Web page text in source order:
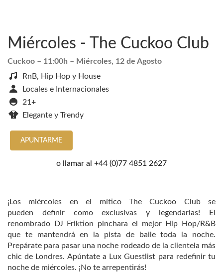
Miércoles - The Cuckoo Club
Cuckoo – 11:00h – Miércoles, 12 de Agosto
RnB, Hip Hop y House
Locales e Internacionales
21+
Elegante y Trendy
APUNTARME
o llamar al +44 (0)77 4851 2627
¡Los miércoles en el mítico The Cuckoo Club se
pueden definir como exclusivas y legendarias! El
renombrado DJ Friktion pinchara el mejor Hip Hop/R&B
que te mantendrá en la pista de baile toda la noche.
Prepárate para pasar una noche rodeado de la clientela más
chic de Londres. Apúntate a Lux Guestlist para redefinir tu
noche de miércoles. ¡No te arrepentirás!